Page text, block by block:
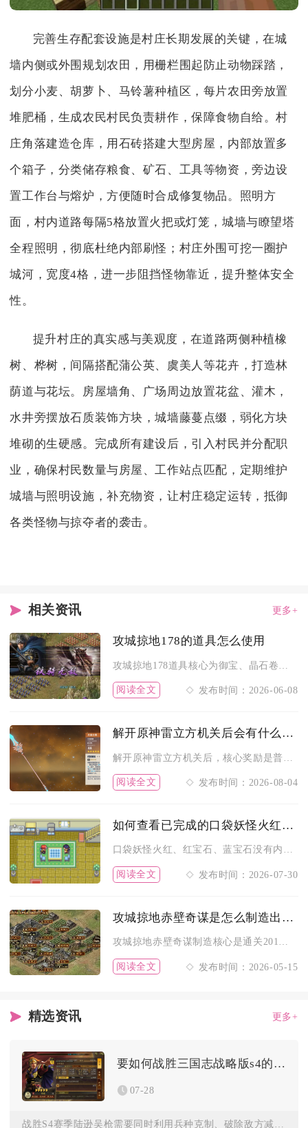
完善生存配套设施是村庄长期发展的关键，在城
墙内侧或外围规划农田，用栅栏围起防止动物踩踏，
划分小麦、胡萝卜、马铃薯种植区，每片农田旁放置
堆肥桶，生成农民村民负责耕作，保障食物自给。村
庄角落建造仓库，用石砖搭建大型房屋，内部放置多
个箱子，分类储存粮食、矿石、工具等物资，旁边设
置工作台与熔炉，方便随时合成修复物品。照明方
面，村内道路每隔5格放置火把或灯笼，城墙与瞭望塔
全程照明，彻底杜绝内部刷怪；村庄外围可挖一圈护
城河，宽度4格，进一步阻挡怪物靠近，提升整体安全
性。
提升村庄的真实感与美观度，在道路两侧种植橡
树、桦树，间隔搭配蒲公英、虞美人等花卉，打造林
荫道与花坛。房屋墙角、广场周边放置花盆、灌木，
水井旁摆放石质装饰方块，城墙藤蔓点缀，弱化方块
堆砌的生硬感。完成所有建设后，引入村民并分配职
业，确保村民数量与房屋、工作站点匹配，定期维护
城墙与照明设施，补充物资，让村庄稳定运转，抵御
各类怪物与掠夺者的袭击。
相关资讯 更多+
攻城掠地178的道具怎么使用
阅读全文 发布时间：2026-06-08
解开原神雷立方机关后会有什么奖励
阅读全文 发布时间：2026-08-04
如何查看已完成的口袋妖怪火红红蓝宝石任务
口袋妖怪火红、红宝石、蓝宝石没有内置一键汇总全部已完成任务的...
阅读全文 发布时间：2026-07-30
攻城掠地赤壁奇谋是怎么制造出来的
阅读全文 发布时间：2026-05-15
精选资讯 更多+
要如何战胜三国志战略版s4的陆逊吴枪
07-28
战胜S4赛季陆逊吴枪需要同时利用兵种克制、破除敌方减伤续航、...